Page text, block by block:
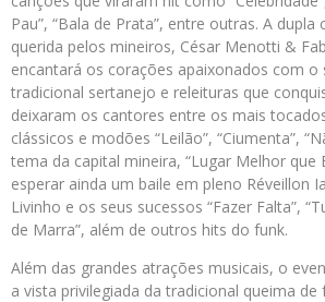
Pau”, “Bala de Prata”, entre outras. A dupla
querida pelos mineiros, César Menotti &
encantará os corações apaixonados com o
tradicional sertanejo e releituras que
deixaram os cantores entre os mais
clássicos e modões “Leilão”, “Ciumenta”,
tema da capital mineira, “Lugar Melhor que
esperar ainda um baile em pleno Réveillon
Livinho e os seus sucessos “Fazer Falta”,
de Marra”, além de outros hits do funk.
Além das grandes atrações musicais, o
a vista privilegiada da tradicional queima